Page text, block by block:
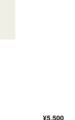
¥5,500